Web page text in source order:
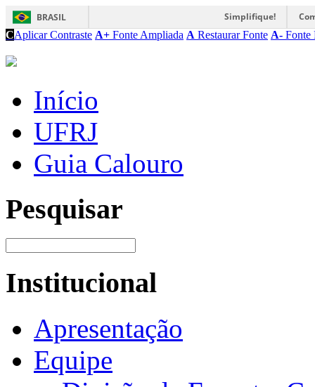
BRASIL Simplifique!
CAplicar Contraste A+ Fonte Ampliada A Restaurar Fonte A- Fonte
Início
UFRJ
Guia Calouro
Pesquisar
Institucional
Apresentação
Equipe